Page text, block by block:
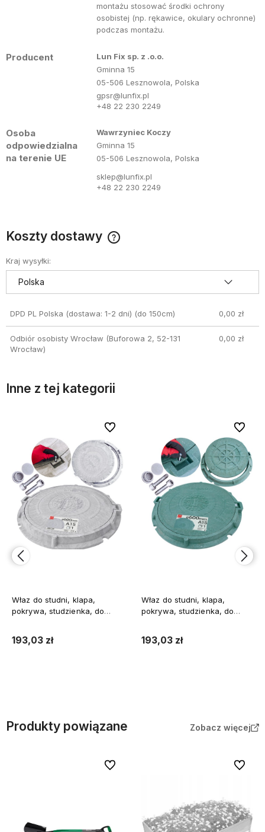
montażu stosować środki ochrony
osobistej (np. rękawice, okulary ochronne)
podczas montażu.
Producent
Lun Fix sp. z .o.o.
Gminna 15
05-506 Lesznowola, Polska
gpsr@lunfix.pl
+48 22 230 2249
Osoba
odpowiedzialna
na terenie UE
Wawrzyniec Koczy
Gminna 15
05-506 Lesznowola, Polska
sklep@lunfix.pl
+48 22 230 2249
Koszty dostawy
Kraj wysyłki:
DPD PL Polska (dostawa: 1-2 dni) (do 150cm) 0,00 zł
Odbiór osobisty Wrocław (Buforowa 2, 52-131
Wrocław)
0,00 zł
Inne z tej kategorii
Właz do studni, klapa,
pokrywa, studzienka, do
193,03 zł
Do ulubionych
Do ulubionych
Właz do studni, klapa,
pokrywa, studzienka, do
193,03 zł
Do
Do
Produkty powiązane Zobacz więcej
Do ulubionych Do